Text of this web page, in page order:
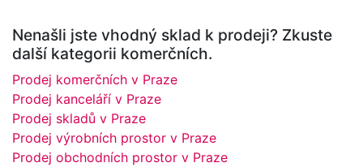
Nenašli jste vhodný sklad k prodeji? Zkuste
další kategorii komerčních.
Prodej komerčních v Praze
Prodej kanceláří v Praze
Prodej skladů v Praze
Prodej výrobních prostor v Praze
Prodej obchodních prostor v Praze